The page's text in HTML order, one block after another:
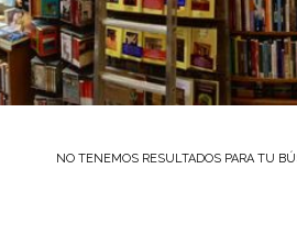
NO TENEMOS RESULTADOS PARA TU